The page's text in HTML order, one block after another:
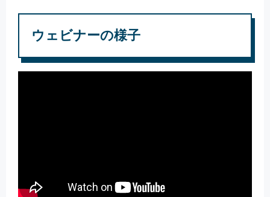
ウェビナーの様子